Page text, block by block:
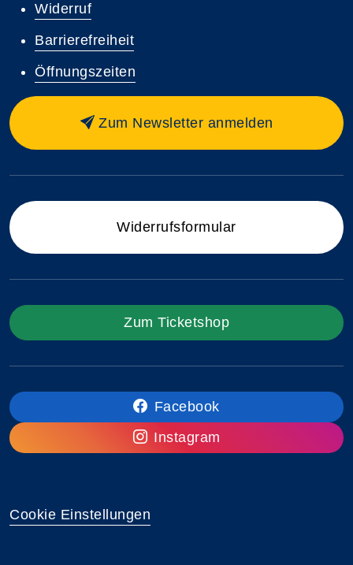
Widerruf
Barrierefreiheit
Öffnungszeiten
Zum Newsletter anmelden
Widerrufsformular
Zum Ticketshop
Facebook
Instagram
Cookie Einstellungen